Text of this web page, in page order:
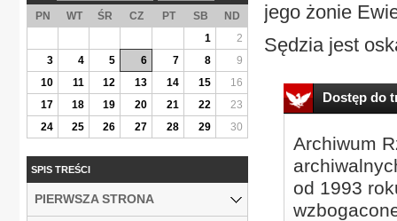
jego żonie
Sędzia jest
Dostęp do
Archiwum
od 1993
PN WT ŚR CZ PT SB
ND
1
2
3
4 5 6 7 8
9
10
11 12 13 14 15
16
17
18 19 20 21 22
23
24
25 26 27 28 29 30
SPIS TREŚCI
PIERWSZA STRONA